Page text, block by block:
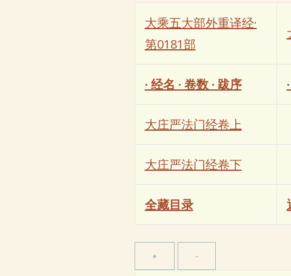
大乘五大部外重译经·
第0181部
· 经名 · 卷数 · 跋序
大庄严法门经卷上
大庄严法门经卷下
全藏目录